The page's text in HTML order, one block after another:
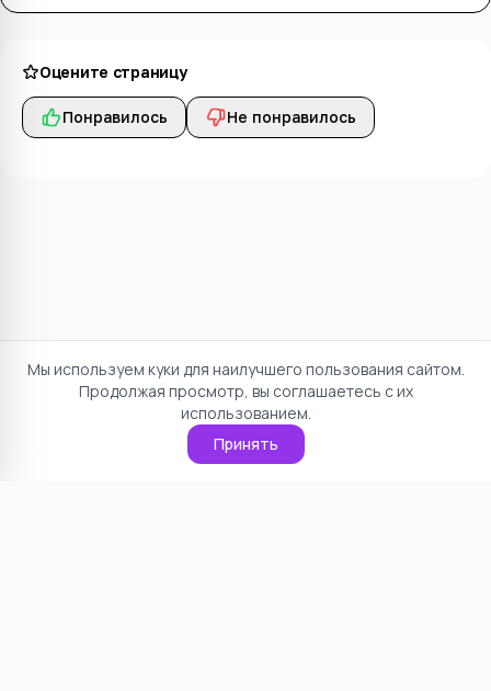
Оцените страницу
Понравилось Не понравилось
Мы используем куки для наилучшего пользования сайтом.
Продолжая просмотр, вы соглашаетесь с их
использованием.
Принять